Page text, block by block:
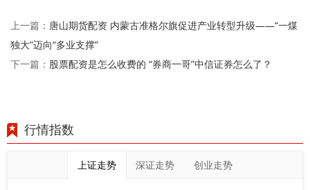
上一篇： 唐山期货配资 内蒙古准格尔旗促进产业转型升级——“一煤
独大”迈向“多业支撑”
下一篇： 股票配资是怎么收费的 “券商一哥”中信证券怎么了？
行情指数
上证走势 深证走势 创业走势